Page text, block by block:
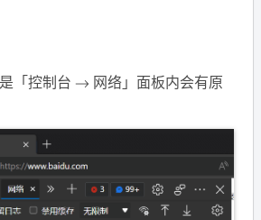
「控制台 → 网络」面板内会有原